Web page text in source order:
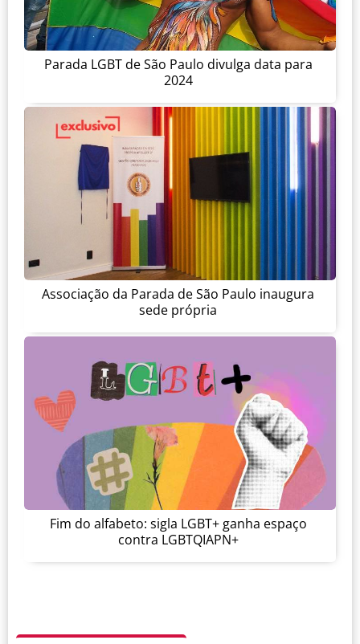
Parada LGBT de São Paulo divulga data para
2024
Associação da Parada de São Paulo inaugura
sede própria
Fim do alfabeto: sigla LGBT+ ganha espaço
contra LGBTQIAPN+